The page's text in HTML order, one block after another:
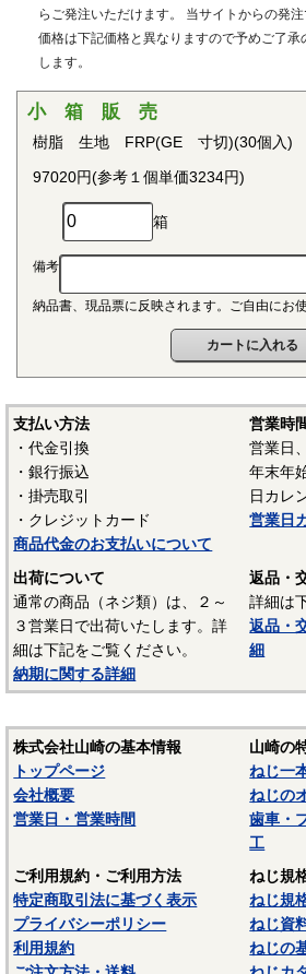
用治具などで用いられています。PEEK
おける登録商標です。
■ポリプロピレン(PP)
〇連続使用温度115℃（UL認定温度）〇
結晶性の代表的な汎用プラスチックで
プラスチックのなかでも最も軽く、耐薬
性、電気的特性にも優れ、応用範囲の
て幅広い分野で用いられています。
結晶性のエンジニアリングプラスチッ
取れた機械的性質を有し、かつ優れた
プ性、摩擦摩耗特性、耐薬品性を備え
おいて広く用いられています。
■ポリアミド（ナイロン、PA）
〇連続使用温度PA6-65℃/PA66-75℃（
UL94 V-2
結晶性のエンジニアリングプラスチッ
で摩擦係数が小さく、しかも耐摩耗性で
ています。耐油性、耐薬品性もよいので
料でありますが、吸湿性が高いので設
らないという問題点もあります。
■ポリスライダー
優れたポリアミドの性質を活かし組成
に分散させ、浮遊状態にある黒鉛粒子を
状の黒鉛層となるよう製造されたもので
ープ変形はほとんどなく、耐クリープ
れておりスラストワッシャーとして各
いられています。
（以上はサンコーインダストリー様資料
表面処理：生地
表面処理を施していない、素材そのま
らご発注いただけます。 当サイトからの発
価格は下記価格と異なりますので予めご了承
します。
小 箱 販 売
樹脂 生地 FRP(GE 寸切)(30個入)
97020円(参考１個単価3234円)
箱
備考
納品書、現品票に反映されます。ご自由にお使
支払い方法
・代金引換
・銀行振込
・掛売取引
・クレジットカード
商品代金のお支払いについて
営業時
営業日
年末年
日カレ
営業日
出荷について
通常の商品（ネジ類）は、２～
３営業日で出荷いたします。詳
細は下記をご覧ください。
納期に関する詳細
返品・
詳細は
返品・
細
株式会社山崎の基本情報
トップページ
会社概要
営業日・営業時間
山崎の
ねじ一
ねじの
歯車・
工
ご利用規約・ご利用方法
特定商取引法に基づく表示
プライバシーポリシー
利用規約
ねじ規
ねじ規
ねじ資
ねじの